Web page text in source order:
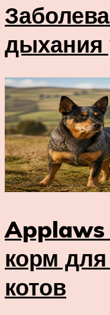
дыхания
корм
котов